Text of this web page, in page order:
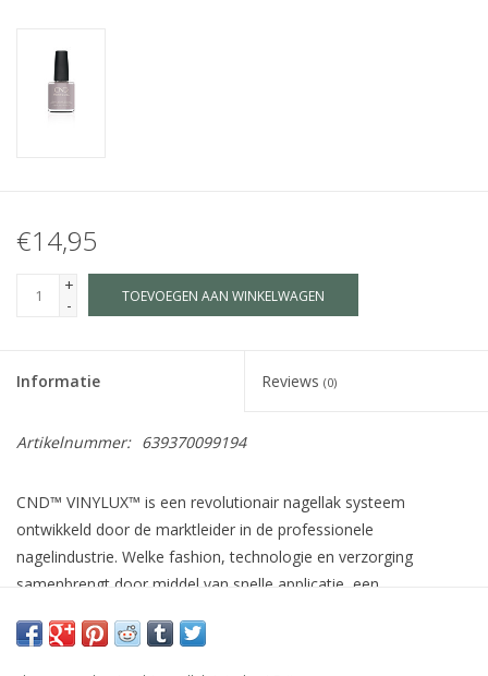
€14,95
+
-
TOEVOEGEN AAN WINKELWAGEN
Informatie Reviews (0)
Artikelnummer: 639370099194
CND™ VINYLUX™ is een revolutionair nagellak systeem
ontwikkeld door de marktleider in de professionele
nagelindustrie. Welke fashion, technologie en verzorging
samenbrengt door middel van snelle applicatie, een
natuurlijke nagel zoals Jojoba olie, Vitamine E en Keratine en